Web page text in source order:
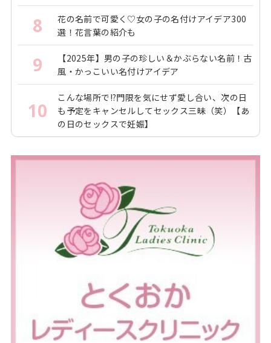
8
花の名前で可愛く♡女の子の名付けアイデア300
選！花言葉の紹介も
9
【2025年】男の子の珍しい＆かぶらない名前！古
風・かっこいい名付けアイデア
10
こんな場所で!?門限を気にせず愛し合い、次の日
も予定をキャンセルしてセックス三昧（笑）【あ
の日のセックスで妊娠】